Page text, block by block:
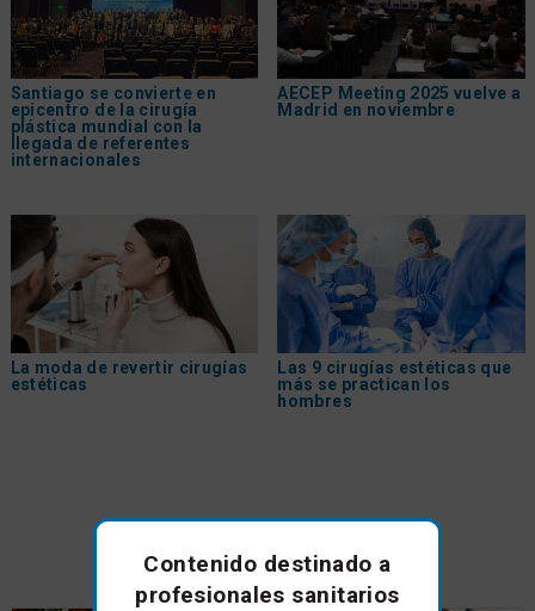
Santiago se convierte en
epicentro de la cirugía
plástica mundial con la
llegada de referentes
internacionales
AECEP Meeting 2025 vuelve a
Madrid en noviembre
La moda de revertir cirugías
estéticas
Las 9 cirugías estéticas que
más se practican los
hombres
Anuncios de empresa
Contenido destinado a
profesionales sanitarios